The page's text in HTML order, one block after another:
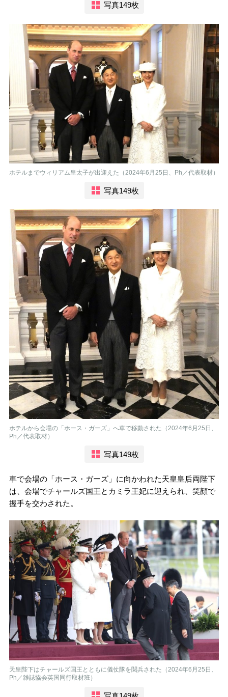
写真149枚
ホテルまでウィリアム皇太子が出迎えた（2024年6月25日、Ph／代表取材）
写真149枚
ホテルから会場の「ホース・ガーズ」へ車で移動された（2024年6月25日、
Ph／代表取材）
写真149枚
車で会場の「ホース・ガーズ」に向かわれた天皇皇后両陛下
は、会場でチャールズ国王とカミラ王妃に迎えられ、笑顔で
握手を交わされた。
天皇陛下はチャールズ国王とともに儀仗隊を閲兵された（2024年6月25日、
Ph／雑誌協会英国同行取材班）